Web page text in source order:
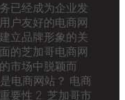
已经成为企业发
户友好的电商网
立品牌形象的关
的芝加哥电商网
市场中脱颖而
电商网站？ 电商
要性 2. 芝加哥市